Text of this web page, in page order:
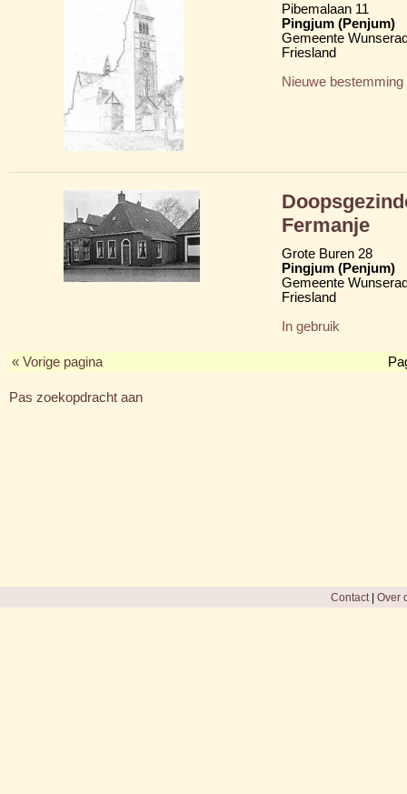
Pibemalaan 11
Pingjum (Penjum)
Gemeente
Friesland
Nieuwe bestemming
Fermanje
Grote Buren 28
Pingjum (Penjum)
Gemeente
Friesland
In gebruik
« Vorige pagina
Pas zoekopdracht aan
Contact| Over